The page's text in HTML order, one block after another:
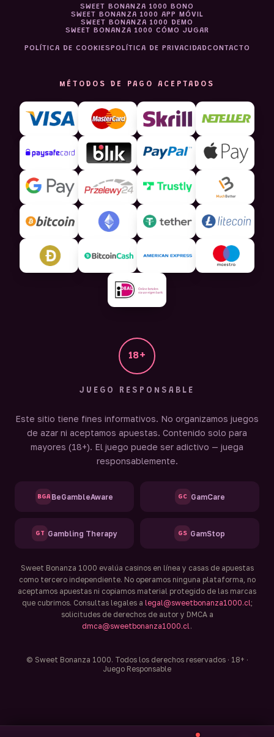
SWEET BONANZA 1000 BONO
SWEET BONANZA 1000 APP MÓVIL
SWEET BONANZA 1000 DEMO
SWEET BONANZA 1000 CÓMO JUGAR
POLÍTICA DE COOKIESPOLÍTICA DE PRIVACIDADCONTACTO
MÉTODOS DE PAGO ACEPTADOS
18+
JUEGO RESPONSABLE
Este sitio tiene fines informativos. No organizamos juegos
de azar ni aceptamos apuestas. Contenido solo para
mayores (18+). El juego puede ser adictivo — juega
responsablemente.
BGA BeGambleAware GC GamCare
GT Gambling Therapy GS GamStop
Sweet Bonanza 1000 evalúa casinos en línea y casas de apuestas
como tercero independiente. No operamos ninguna plataforma, no
aceptamos apuestas ni copiamos material protegido de las marcas
que cubrimos. Consultas legales a legal@sweetbonanza1000.cl;
solicitudes de derechos de autor y DMCA a
dmca@sweetbonanza1000.cl.
© Sweet Bonanza 1000. Todos los derechos reservados · 18+ ·
Juego Responsable
En línea — responde en ~1 min